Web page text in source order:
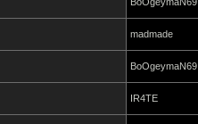
madmade
BoOgeymaN69
IR4TE